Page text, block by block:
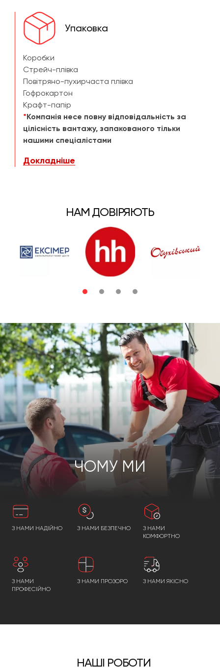
Упаковка
Коробки
Стрейч-плівка
Повітряно-пухирчаста плівка
Гофрокартон
Крафт-папір
*Компанія несе повну відповідальність за
цілісність вантажу, запакованого тільки
нашими спеціалістами
Докладніше
НАМ ДОВІРЯЮТЬ
ЧОМУ МИ
З НАМИ НАДІЙНО З НАМИ БЕЗПЕЧНО
З НАМИ
КОМФОРТНО
З НАМИ
ПРОФЕСІЙНО
З НАМИ ПРОЗОРО З НАМИ ЯКІСНО
НАШІ РОБОТИ